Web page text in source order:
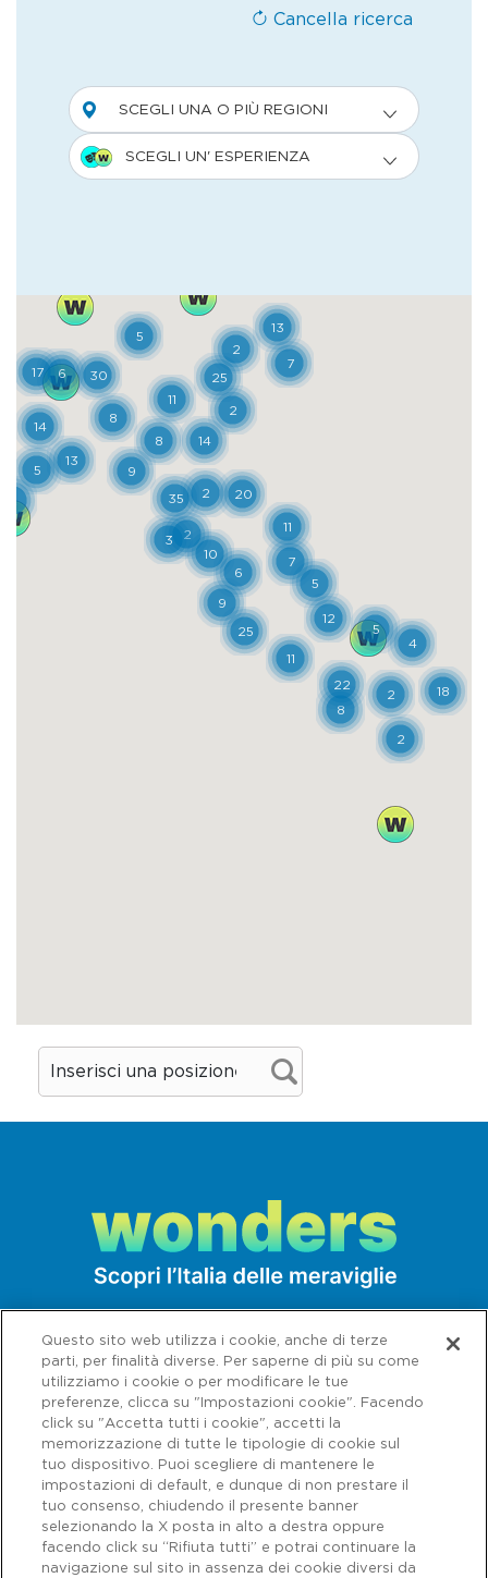
quartiere più nobile e denso di memorie
palazzi dal fascino romantico, i segni delle
bombe dell’ultimo conflitto mondiale e le
storie sacre mirabilmente narrate da
maestro Guglielmo sui pulpiti della
Pinacoteca e ad altre tre interessantissime
raccolte dedicate alle cere anatomiche, alle
tradizioni sarde e all’arte orientale. Ci si
perde poi volentieri nei quartieri di
Stampace, a ovest di Castello, e di Villanova,
a est, tra luoghi di culto e millenarie
stratificazioni architettoniche, case basse e
pittoresche. Una sequela di dominazioni ha
lasciato dappertutto tracce consistenti:
fenici, cartaginesi, romani, pisani, spagnoli,
piemontesi… Il trekking urbano può
concludersi alla Marina, tra i vicoli medievali
simili a quelli di altre città marinare come
Genova, e la Cagliari sabauda, con gli
austeri palazzi di via Roma e largo Carlo
neogotico che sembra appartenere ad altre
Tel. 070 680570
ristorantesaschironada.it
Locale di cucina tipica regionale
possono gustare il maialetto sardo e tutte
le paste farcite, culurgiones, ravioli,
malloreddus, ma anche pesce; il tutto
accompagnato da gustosi contorni. Ottimo
per immergersi nel clima isolano.
Trattoria Deidda
Via Sardegna 100 - Cagliari (CA)
Tel. 070 663668 - 338 3282567
www.facebook.com/trattoriadeidda
La tipica trattoria cagliaritana a carattere
familiare, che propone piatti tipici della
Capitale sociale € 622.027.000,00 interamente versato - Codice fiscale e
Questo sito web utilizza i cookie, anche di terze
parti, per finalità diverse. Per saperne di più su come
utilizziamo i cookie o per modificare le tue
preferenze, clicca su "Impostazioni cookie". Facendo
click su "Accetta tutti i cookie", accetti la
memorizzazione di tutte le tipologie di cookie sul
tuo dispositivo. Puoi scegliere di mantenere le
impostazioni di default, e dunque di non prestare il
tuo consenso, chiudendo il presente banner
selezionando la X posta in alto a destra oppure
facendo click su “Rifiuta tutti” e potrai continuare la
navigazione sul sito in assenza dei cookie diversi da